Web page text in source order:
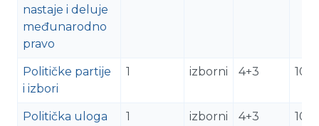
nastaje i deluje
međunarodno
pravo
Političke partije
i izbori
1 izborni 4+3 10
Politička uloga
1 izborni 4+3 10